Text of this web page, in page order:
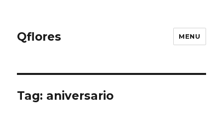
Qflores MENU
Tag: aniversario